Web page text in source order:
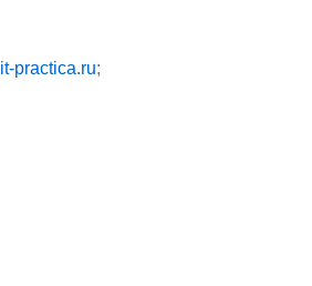
it-practica.ru;